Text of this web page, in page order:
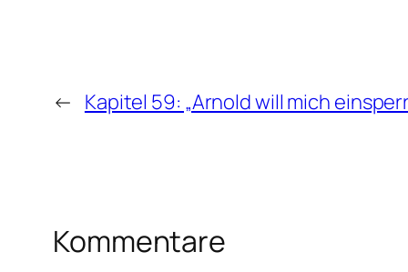
← Kapitel 59: „Arnold will mich
Kommentare